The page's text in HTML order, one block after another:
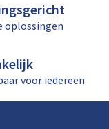
oplossingen
voor iedereen